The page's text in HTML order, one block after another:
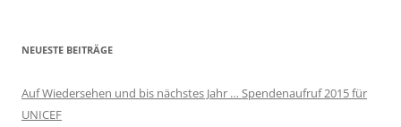
NEUESTE BEITRÄGE
Auf Wiedersehen und bis nächstes Jahr … Spendenaufruf 2015 für
UNICEF